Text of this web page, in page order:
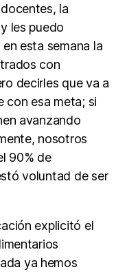
la
les puedo
esta semana la
con
decirles que va a
con esa meta; si
avanzando
nosotros
90% de
voluntad de ser
explicitó el
ya hemos